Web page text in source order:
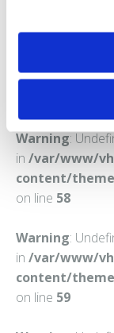
Warning:
in /var/www/
content/
on line 58
Warning:
in /var/www/
content/
on line 59